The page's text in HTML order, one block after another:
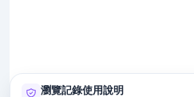
瀏覽記錄使用說明